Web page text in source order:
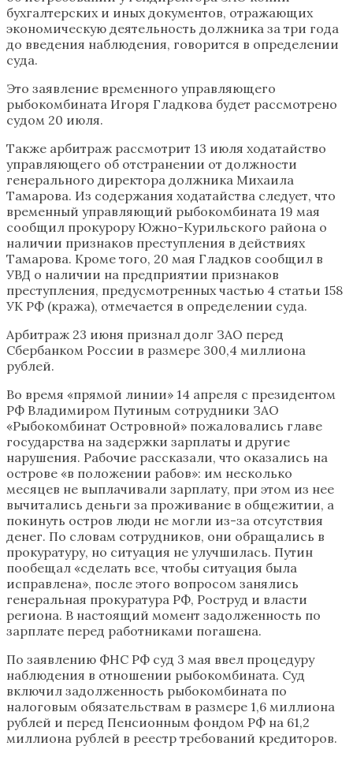
бухгалтерских и иных документов, отражающих
экономическую деятельность должника за три года
до введения наблюдения, говорится в определении
суда.
Это заявление временного управляющего
рыбокомбината Игоря Гладкова будет рассмотрено
судом 20 июля.
Также арбитраж рассмотрит 13 июля ходатайство
управляющего об отстранении от должности
генерального директора должника Михаила
Тамарова. Из содержания ходатайства следует, что
временный управляющий рыбокомбината 19 мая
сообщил прокурору Южно-Курильского района о
наличии признаков преступления в действиях
Тамарова. Кроме того, 20 мая Гладков сообщил в
УВД о наличии на предприятии признаков
преступления, предусмотренных частью 4 статьи 158
УК РФ (кража), отмечается в определении суда.
Арбитраж 23 июня признал долг ЗАО перед
Сбербанком России в размере 300,4 миллиона
рублей.
Во время «прямой линии» 14 апреля с президентом
РФ Владимиром Путиным сотрудники ЗАО
«Рыбокомбинат Островной» пожаловались главе
государства на задержки зарплаты и другие
нарушения. Рабочие рассказали, что оказались на
острове «в положении рабов»: им несколько
месяцев не выплачивали зарплату, при этом из нее
вычитались деньги за проживание в общежитии, а
покинуть остров люди не могли из-за отсутствия
денег. По словам сотрудников, они обращались в
прокуратуру, но ситуация не улучшилась. Путин
пообещал «сделать все, чтобы ситуация была
исправлена», после этого вопросом занялись
генеральная прокуратура РФ, Роструд и власти
региона. В настоящий момент задолженность по
зарплате перед работниками погашена.
По заявлению ФНС РФ суд 3 мая ввел процедуру
наблюдения в отношении рыбокомбината. Суд
включил задолженность рыбокомбината по
налоговым обязательствам в размере 1,6 миллиона
рублей и перед Пенсионным фондом РФ на 61,2
миллиона рублей в реестр требований кредиторов.